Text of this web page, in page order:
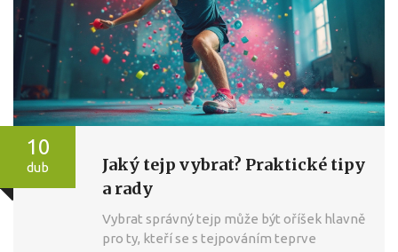
10
dub
Jaký tejp vybrat? Praktické tipy
a rady
Vybrat správný tejp může být oříšek hlavně
pro ty, kteří se s tejpováním teprve